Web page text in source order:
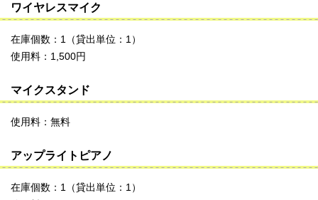
ワイヤレスマイク
在庫個数：1（貸出単位：1）
使用料：1,500円
マイクスタンド
使用料：無料
アップライトピアノ
在庫個数：1（貸出単位：1）